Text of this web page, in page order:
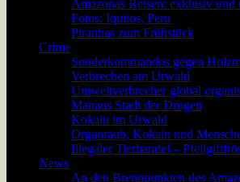
Amazonas Reisen: exklusiv und
Fotos: Iquitos, Peru
Piranhas zum Frühstück
Crime
Sonderkommandos gegen
Verbrechen am Urwald
Umweltverbrecher global
Manaus Stadt der Drogen
Kokain im Urwald
Organraub, Kokain und
Illegaler Tierhandel –
News
An den Brennpunkten des